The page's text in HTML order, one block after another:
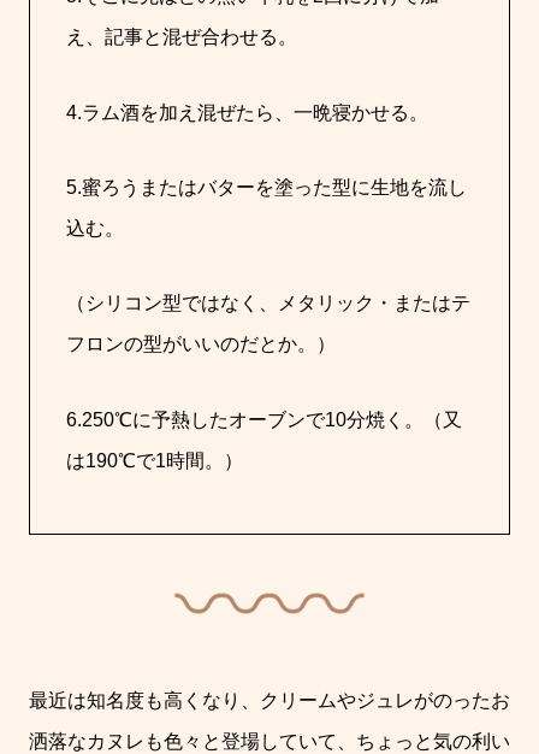
え、記事と混ぜ合わせる。
4.ラム酒を加え混ぜたら、一晩寝かせる。
5.蜜ろうまたはバターを塗った型に生地を流し
込む。
（シリコン型ではなく、メタリック・またはテ
フロンの型がいいのだとか。）
6.250℃に予熱したオーブンで10分焼く。（又
は190℃で1時間。）
最近は知名度も高くなり、クリームやジュレがのったお
洒落なカヌレも色々と登場していて、ちょっと気の利い